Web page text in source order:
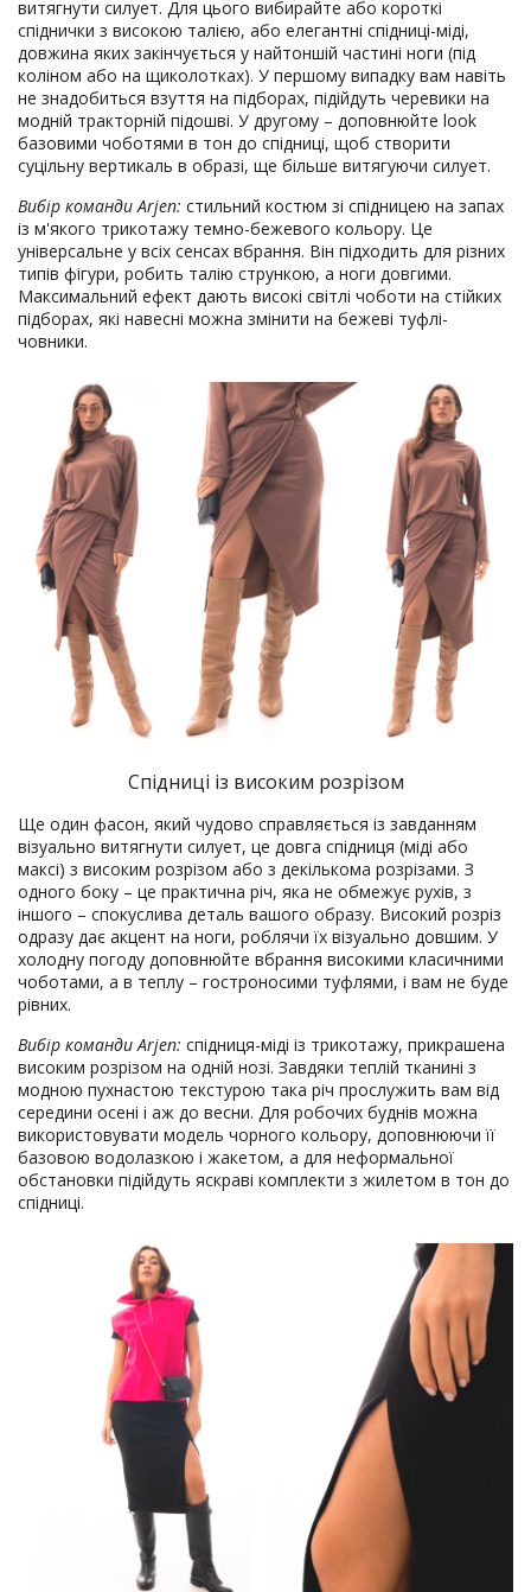
витягнути силует. Для цього вибирайте або короткі
спіднички з високою талією, або елегантні спідниці-міді,
довжина яких закінчується у найтоншій частині ноги (під
коліном або на щиколотках). У першому випадку вам навіть
не знадобиться взуття на підборах, підійдуть черевики на
модній тракторній підошві. У другому – доповнюйте look
базовими чоботями в тон до спідниці, щоб створити
суцільну вертикаль в образі, ще більше витягуючи силует.
Вибір команди Arjen: стильний костюм зі спідницею на запах
із м'якого трикотажу темно-бежевого кольору. Це
універсальне у всіх сенсах вбрання. Він підходить для різних
типів фігури, робить талію стрункою, а ноги довгими.
Максимальний ефект дають високі світлі чоботи на стійких
підборах, які навесні можна змінити на бежеві туфлі-
човники.
Спідниці із високим розрізом
Ще один фасон, який чудово справляється із завданням
візуально витягнути силует, це довга спідниця (міді або
максі) з високим розрізом або з декількома розрізами. З
одного боку – це практична річ, яка не обмежує рухів, з
іншого – спокуслива деталь вашого образу. Високий розріз
одразу дає акцент на ноги, роблячи їх візуально довшим. У
холодну погоду доповнюйте вбрання високими класичними
чоботами, а в теплу – гостроносими туфлями, і вам не буде
рівних.
Вибір команди Arjen: спідниця-міді із трикотажу, прикрашена
високим розрізом на одній нозі. Завдяки теплій тканині з
модною пухнастою текстурою така річ прослужить вам від
середини осені і аж до весни. Для робочих буднів можна
використовувати модель чорного кольору, доповнюючи її
базовою водолазкою і жакетом, а для неформальної
обстановки підійдуть яскраві комплекти з жилетом в тон до
спідниці.